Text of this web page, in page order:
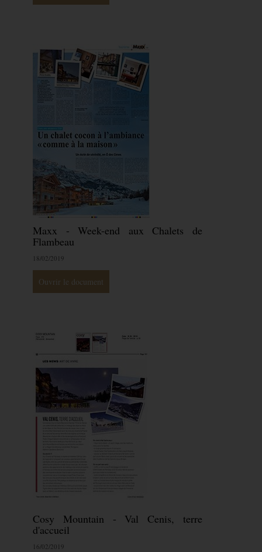
Maxx - Week-end aux Chalets de
Flambeau
18/02/2019
Ouvrir le document
Cosy Mountain - Val Cenis, terre
d'accueil
16/02/2019